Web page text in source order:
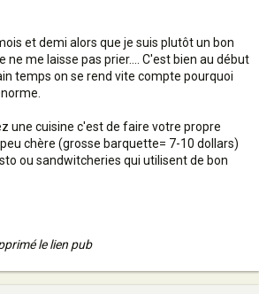
et demi alors que je suis plutôt un bon
ne me laisse pas prier.... C'est bien au début
temps on se rend vite compte pourquoi
une cuisine c'est de faire votre propre
chère (grosse barquette= 7-10 dollars)
ou sandwitcheries qui utilisent de bon
le lien pub